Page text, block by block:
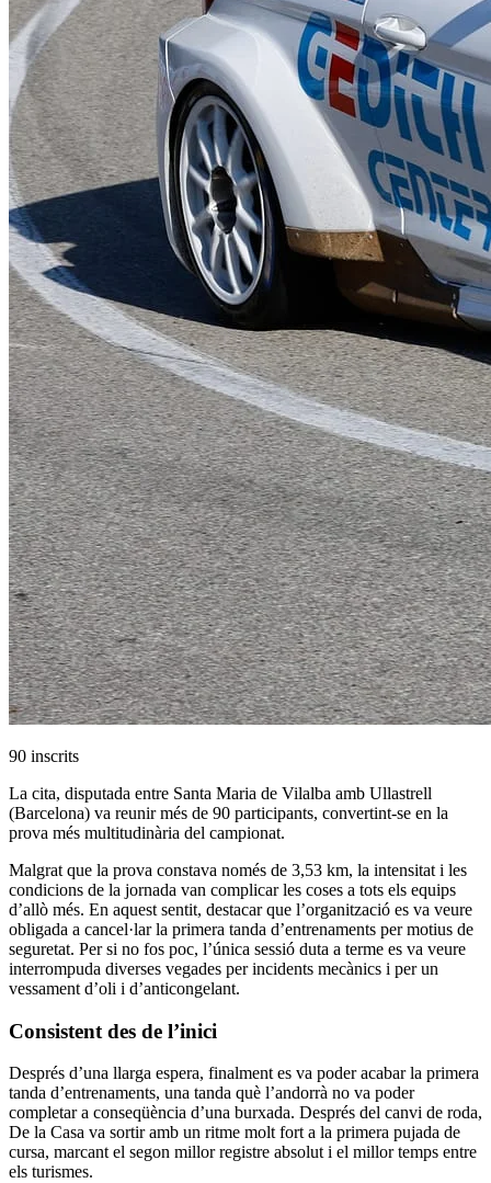
90 inscrits
La cita, disputada entre Santa Maria de Vilalba amb Ullastrell
(Barcelona) va reunir més de 90 participants, convertint-se en la
prova més multitudinària del campionat.
Malgrat que la prova constava només de 3,53 km, la intensitat i les
condicions de la jornada van complicar les coses a tots els equips
d’allò més. En aquest sentit, destacar que l’organització es va veure
obligada a cancel·lar la primera tanda d’entrenaments per motius de
seguretat. Per si no fos poc, l’única sessió duta a terme es va veure
interrompuda diverses vegades per incidents mecànics i per un
vessament d’oli i d’anticongelant.
Consistent des de l’inici
Després d’una llarga espera, finalment es va poder acabar la primera
tanda d’entrenaments, una tanda què l’andorrà no va poder
completar a conseqüència d’una burxada. Després del canvi de roda,
De la Casa va sortir amb un ritme molt fort a la primera pujada de
cursa, marcant el segon millor registre absolut i el millor temps entre
els turismes.